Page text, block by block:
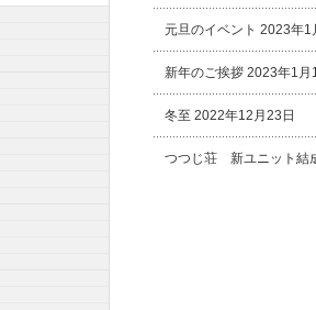
元旦のイベント 2023年1
新年のご挨拶 2023年1月
冬至 2022年12月23日
つつじ荘 新ユニット結